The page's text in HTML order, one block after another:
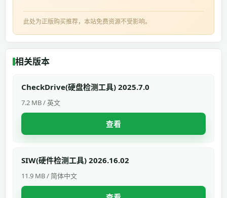
此处为正版购买推荐，本站免费资源不受影响。
相关版本
CheckDrive(硬盘检测工具) 2025.7.0
7.2 MB / 英文
查看
SIW(硬件检测工具) 2026.16.02
11.9 MB / 简体中文